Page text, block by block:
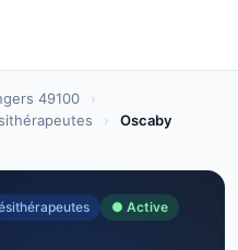
49100
›
›
Oscaby
● Active